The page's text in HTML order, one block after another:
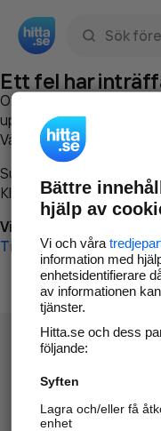
Ett fel har
Om du vill kan du
uppstod så att vi lättare
Vänligen försök med
Surfa till
Klicka påTillbaka-
Vi beklagar besväret!
Till startsidan
Hitta.se - Gratis
Sök företag, personer
Bättre
hjälp av
Vi och våra
information med
enhetsidentifierare
av informationen
tjänster.
Hitta.se och dess
följande:
Syften
Lagra och/eller få
enhet